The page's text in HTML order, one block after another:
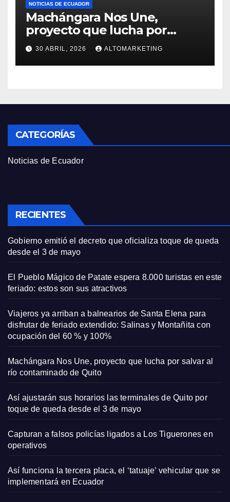
NOTICIAS DE ECUADOR
Machángara Nos Une,
proyecto que lucha por
salvar al río contaminado de
Quito
30 ABRIL, 2026 ALTOMARKETING
CATEGORÍAS
Noticias de Ecuador
RECIENTES
Gobierno emitió el decreto que oficializa toque de queda
desde el 3 de mayo
El Pueblo Mágico de Patate espera 8.000 turistas en este
feriado: estos son sus atractivos
Viajeros ya arriban a balnearios de Santa Elena para
disfrutar de feriado extendido: Salinas y Montañita con
ocupación del 60 % y 100%
Machángara Nos Une, proyecto que lucha por salvar al
río contaminado de Quito
Así ajustarán sus horarios las terminales de Quito por
toque de queda desde el 3 de mayo
Capturan a falsos policías ligados a Los Tiguerones en
operativos
Así funciona la tercera placa, el ‘tatuaje’ vehicular que se
implementará en Ecuador